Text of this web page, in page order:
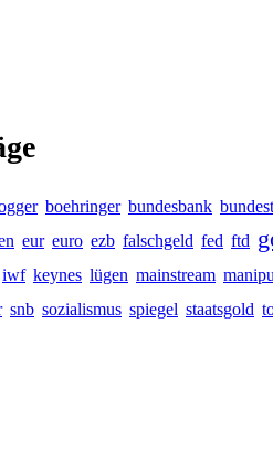
boehringer bundesbank
eur euro ezb falschgeld fed ftd
iwf keynes lügen mainstream
snb sozialismus spiegel staatsgold